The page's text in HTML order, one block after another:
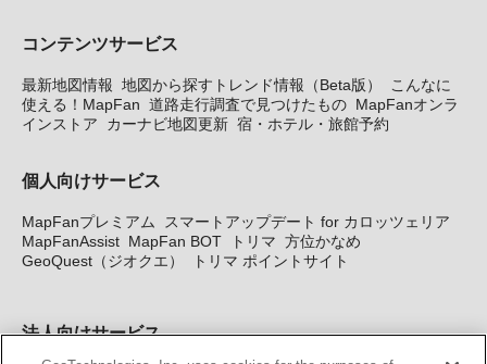
コンテンツサービス
最新地図情報 地図から探すトレンド情報（Beta版）
こんなに
使える！MapFan 道路走行調査で見つけたもの MapFanオンラ
インストア
カーナビ地図更新 宿・ホテル・旅館予約
個人向けサービス
MapFanプレミアム
スマートアップデート for カロッツェリア
MapFanAssist MapFan BOT トリマ 方位かなめ
GeoQuest（ジオクエ）
トリマ ポイントサイト
法人向けサービス